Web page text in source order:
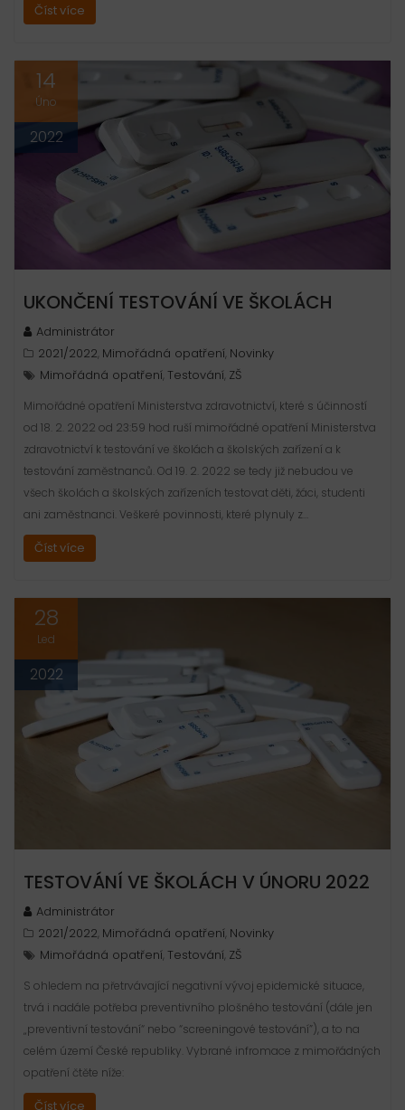
Číst více
14
Úno
2022
UKONČENÍ TESTOVÁNÍ VE ŠKOLÁCH
Administrátor
2021/2022 Mimořádná opatření Novinky
Mimořádná opatření Testování ZŠ
Mimořádné opatření Ministerstva zdravotnictví, které s účinností
od 18. 2. 2022 od 23:59 hod ruší mimořádné opatření Ministerstva
zdravotnictví k testování ve školách a školských zařízení a k
testování zaměstnanců. Od 19. 2. 2022 se tedy již nebudou ve
všech školách a školských zařízeních testovat děti, žáci, studenti
ani zaměstnanci. Veškeré povinnosti, které plynuly z…
Číst více
28
Led
2022
TESTOVÁNÍ VE ŠKOLÁCH V ÚNORU 2022
Administrátor
2021/2022 Mimořádná opatření Novinky
Mimořádná opatření Testování ZŠ
S ohledem na přetrvávající negativní vývoj epidemické situace,
trvá i nadále potřeba preventivního plošného testování (dále jen
„preventivní testování“ nebo “screeningové testování”), a to na
celém území České republiky. Vybrané infromace z mimořádných
opatření čtěte níže:
Číst více